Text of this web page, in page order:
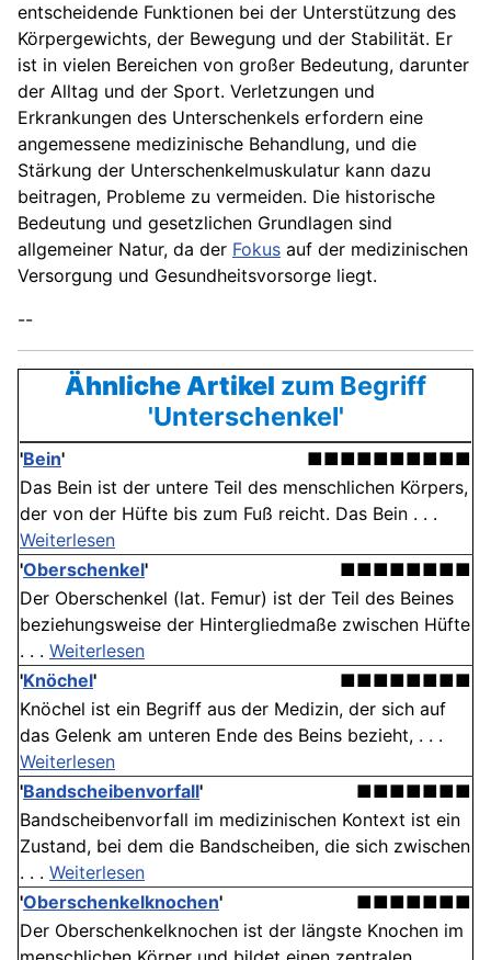
entscheidende Funktionen bei der Unterstützung des
Körpergewichts, der Bewegung und der Stabilität. Er
ist in vielen Bereichen von großer Bedeutung, darunter
der Alltag und der Sport. Verletzungen und
Erkrankungen des Unterschenkels erfordern eine
angemessene medizinische Behandlung, und die
Stärkung der Unterschenkelmuskulatur kann dazu
beitragen, Probleme zu vermeiden. Die historische
Bedeutung und gesetzlichen Grundlagen sind
allgemeiner Natur, da der Fokus auf der medizinischen
Versorgung und Gesundheitsvorsorge liegt.
--
Ähnliche Artikel zum Begriff
'Unterschenkel'
'Bein'
■■■■■■■■■■
Das Bein ist der untere Teil des menschlichen Körpers,
der von der Hüfte bis zum Fuß reicht. Das Bein . . .
Weiterlesen
'Oberschenkel'
■■■■■■■■
Der Oberschenkel (lat. Femur) ist der Teil des Beines
beziehungsweise der Hintergliedmaße zwischen Hüfte
. . . Weiterlesen
'Knöchel'
■■■■■■■■
Knöchel ist ein Begriff aus der Medizin, der sich auf
das Gelenk am unteren Ende des Beins bezieht, . . .
Weiterlesen
'Bandscheibenvorfall'
■■■■■■■
Bandscheibenvorfall im medizinischen Kontext ist ein
Zustand, bei dem die Bandscheiben, die sich zwischen
. . . Weiterlesen
'Oberschenkelknochen'
■■■■■■■
Der Oberschenkelknochen ist der längste Knochen im